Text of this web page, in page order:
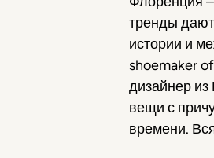
тренды
истории и
shoemaker
дизайнер
вещи с
времени.